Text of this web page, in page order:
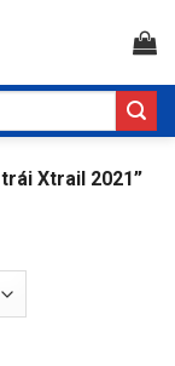
Xtrail 2021”